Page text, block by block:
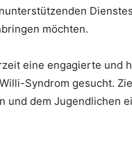
möchten.
eine engagierte und
Syndrom gesucht.
und dem Jugendlichen